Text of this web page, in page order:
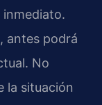
inmediato.
antes podrá
No
la situación